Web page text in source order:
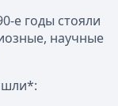
е годы стояли
научные